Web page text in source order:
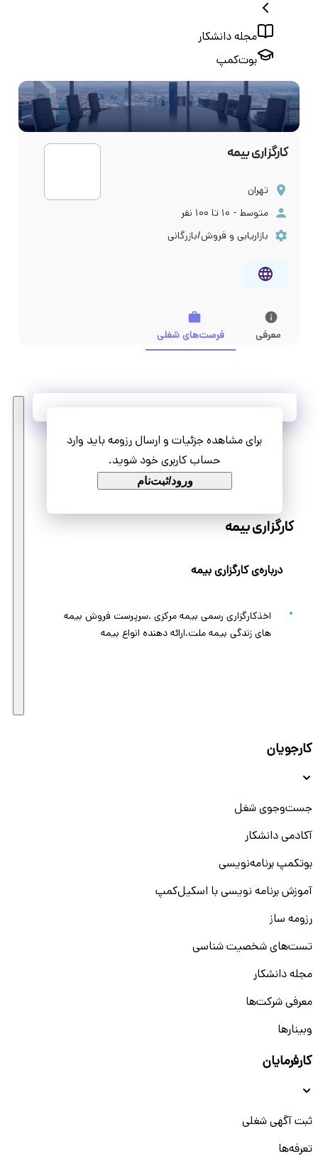
مجله دانشکار
بوت‌کمپ
کارگزاری بیمه
تهران
متوسط - ۱۰ تا ۱۰۰ نفر
بازاریابی و فروش/بازرگانی
معرفی فرصت‌های شغلی
برای مشاهده جزئیات و ارسال رزومه باید وارد
حساب کاربری خود شوید.
ورود/ثبت‌نام
مشاهده همه فرصت‌ها
کارگزاری بیمه
درباره‌ی کارگزاری بیمه
اخذکارگزاری رسمی بیمه مرکزی .سرپرست فروش بیمه
های زندگی بیمه ملت.ارائه دهنده انواع بیمه
کارجویان
جست‌و‌جوی شغل
آکادمی دانشکار
بوتکمپ برنامه‌نویسی
آموزش برنامه نویسی با اسکیل‌کمپ
رزومه ساز
تست‌های شخصیت شناسی
مجله دانشکار
معرفی شرکت‌ها
وبینار‌‌ها
کارفرمایان
ثبت آگهی شغلی
تعرفه‌ها